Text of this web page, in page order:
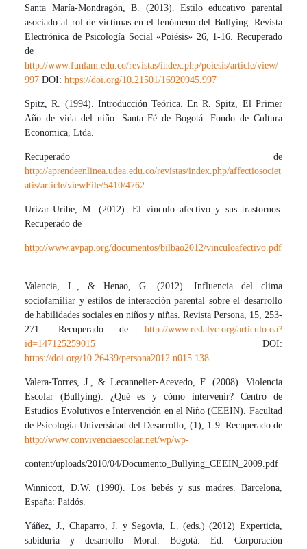
Santa María-Mondragón, B. (2013). Estilo educativo parental
asociado al rol de víctimas en el fenómeno del Bullying. Revista
Electrónica de Psicología Social «Poiésis» 26, 1-16. Recuperado
de
http://www.funlam.edu.co/revistas/index.php/poiesis/article/view/
997 DOI:https://doi.org/10.21501/16920945.997
Spitz, R. (1994). Introducción Teórica. En R. Spitz, El Primer
Año de vida del niño. Santa Fé de Bogotá: Fondo de Cultura
Economica, Ltda.
Recuperado de
http://aprendeenlinea.udea.edu.co/revistas/index.php/affectiosociet
atis/article/viewFile/5410/4762
Urizar-Uribe, M. (2012). El vínculo afectivo y sus trastornos.
Recuperado de
http://www.avpap.org/documentos/bilbao2012/vinculoafectivo.pdf
.
Valencia, L., & Henao, G. (2012). Influencia del clima
sociofamiliar y estilos de interacción parental sobre el desarrollo
de habilidades sociales en niños y niñas. Revista Persona, 15, 253-
271. Recuperado de http://www.redalyc.org/articulo.oa?
id=147125259015 DOI:
https://doi.org/10.26439/persona2012.n015.138
Valera-Torres, J., & Lecannelier-Acevedo, F. (2008). Violencia
Escolar (Bullying): ¿Qué es y cómo intervenir? Centro de
Estudios Evolutivos e Intervención en el Niño (CEEIN). Facultad
de Psicología-Universidad del Desarrollo, (1), 1-9. Recuperado de
http://www.convivenciaescolar.net/wp/wp-
content/uploads/2010/04/Documento_Bullying_CEEIN_2009.pdf
Winnicott, D.W. (1990). Los bebés y sus madres. Barcelona,
España: Paidós.
Yáñez, J., Chaparro, J. y Segovia, L. (eds.) (2012) Experticia,
sabiduría y desarrollo Moral. Bogotá. Ed. Corporación